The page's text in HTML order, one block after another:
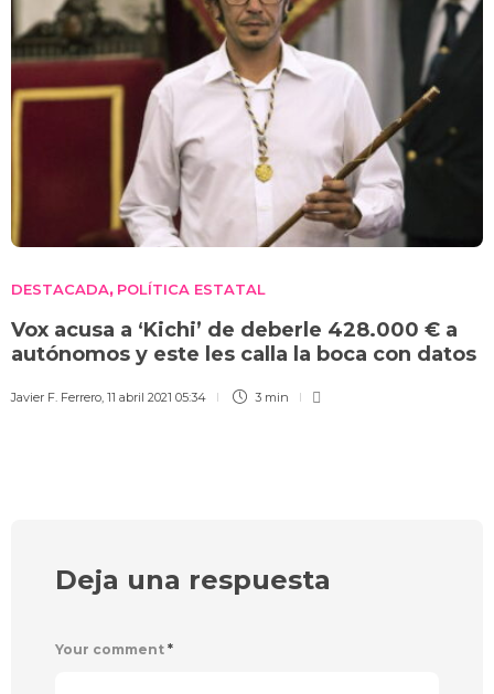
DESTACADA, POLÍTICA ESTATAL
Vox acusa a ‘Kichi’ de deberle 428.000 € a
autónomos y este les calla la boca con datos
Javier F. Ferrero, 11 abril 2021 05:34 3 min
Deja una respuesta
Your comment *